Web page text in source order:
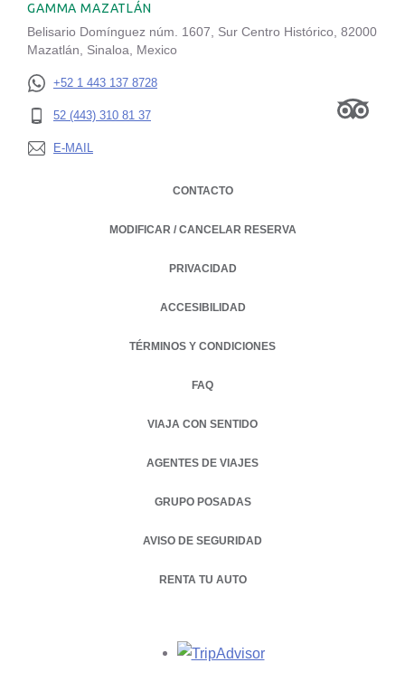
GAMMA MAZATLÁN
Belisario Domínguez núm. 1607, Sur Centro Histórico, 82000
Mazatlán, Sinaloa, Mexico
+52 1 443 137 8728
52 (443) 310 81 37
E-MAIL
CONTACTO
MODIFICAR / CANCELAR RESERVA
PRIVACIDAD
OPENS IN A NEW TAB.
ACCESIBILIDAD
TÉRMINOS Y CONDICIONES
FAQ
VIAJA CON SENTIDO
AGENTES DE VIAJES
GRUPO POSADAS
AVISO DE SEGURIDAD
RENTA TU AUTO
OPENS IN A NEW TAB.
Opens in a new tab.